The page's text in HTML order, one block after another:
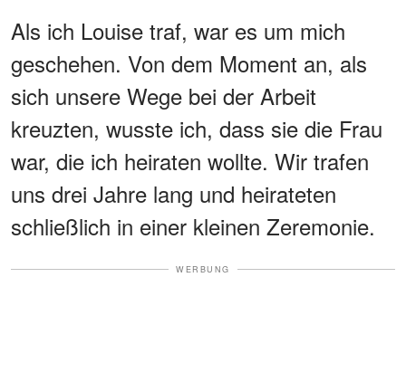
Als ich Louise traf, war es um mich
geschehen. Von dem Moment an, als
sich unsere Wege bei der Arbeit
kreuzten, wusste ich, dass sie die Frau
war, die ich heiraten wollte. Wir trafen
uns drei Jahre lang und heirateten
schließlich in einer kleinen Zeremonie.
WERBUNG